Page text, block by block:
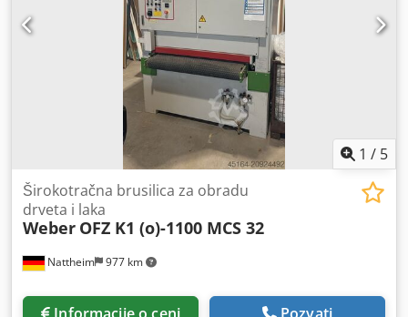
1 / 5
Nattheim 977 km
Širokotračna brusilica za obradu
drveta i laka
Weber OFZ K1 (o)-1100 MCS 32